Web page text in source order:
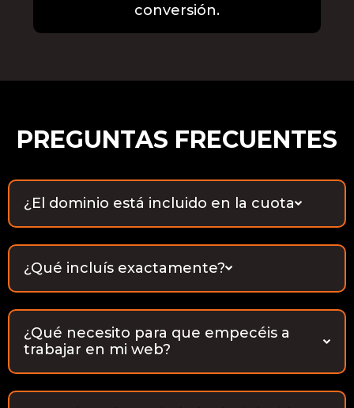
conversión.
PREGUNTAS FRECUENTES
¿El dominio está incluido en la cuota
¿Qué incluís exactamente?
¿Qué necesito para que empecéis a
trabajar en mi web?